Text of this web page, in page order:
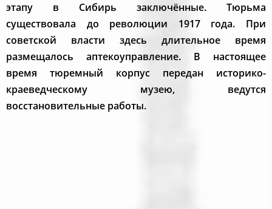
этапу в Сибирь заключённые. Тюрьма
существовала до революции 1917 года. При
советской власти здесь длительное время
размещалось аптекоуправление. В настоящее
время тюремный корпус передан историко-
краеведческому музею, ведутся
восстановительные работы.